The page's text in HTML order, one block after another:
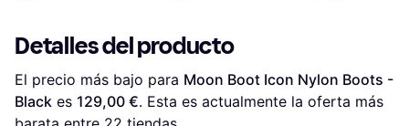
Detalles del producto
El precio más bajo para Moon Boot Icon Nylon Boots -
Black es 129,00 €. Esta es actualmente la oferta más